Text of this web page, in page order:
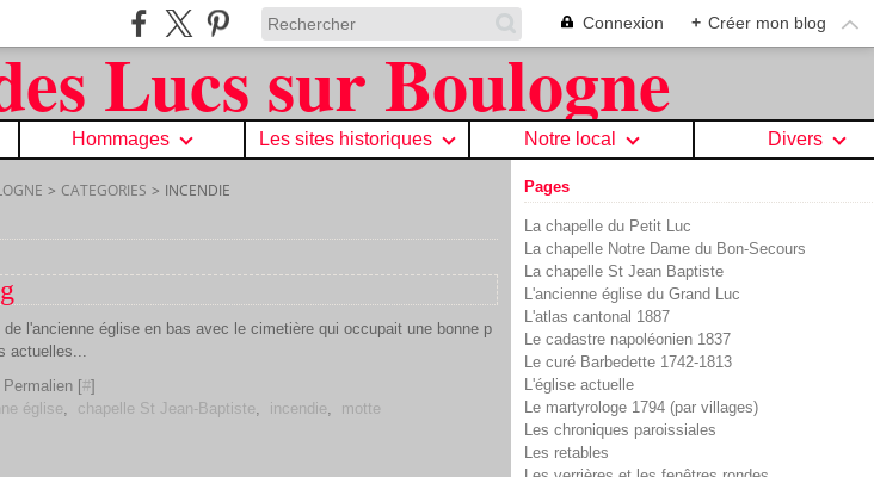
Connexion + Créer mon blog
Hommages Les sites historiques Notre local Divers
> CATEGORIES > INCENDIE
de l'ancienne église en bas avec le cimetière qui occupait une bonne p
actuelles...
Permalien [#]
église, chapelle St Jean-Baptiste, incendie, motte
Pages
La chapelle du Petit Luc
La chapelle Notre Dame du Bon-Secours
La chapelle St Jean Baptiste
L'ancienne église du Grand Luc
L'atlas cantonal 1887
Le cadastre napoléonien 1837
Le curé Barbedette 1742-1813
L'église actuelle
Le martyrologe 1794 (par villages)
Les chroniques paroissiales
Les retables